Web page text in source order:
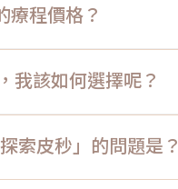
療程價格？
我該如何選擇呢？
索皮秒」的問題是？